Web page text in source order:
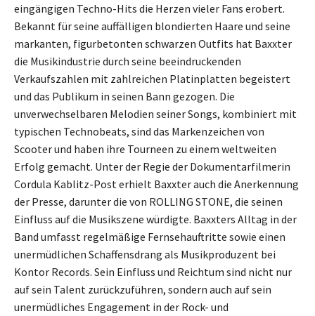
eingängigen Techno-Hits die Herzen vieler Fans erobert.
Bekannt für seine auffälligen blondierten Haare und seine
markanten, figurbetonten schwarzen Outfits hat Baxxter
die Musikindustrie durch seine beeindruckenden
Verkaufszahlen mit zahlreichen Platinplatten begeistert
und das Publikum in seinen Bann gezogen. Die
unverwechselbaren Melodien seiner Songs, kombiniert mit
typischen Technobeats, sind das Markenzeichen von
Scooter und haben ihre Tourneen zu einem weltweiten
Erfolg gemacht. Unter der Regie der Dokumentarfilmerin
Cordula Kablitz-Post erhielt Baxxter auch die Anerkennung
der Presse, darunter die von ROLLING STONE, die seinen
Einfluss auf die Musikszene würdigte. Baxxters Alltag in der
Band umfasst regelmäßige Fernsehauftritte sowie einen
unermüdlichen Schaffensdrang als Musikproduzent bei
Kontor Records. Sein Einfluss und Reichtum sind nicht nur
auf sein Talent zurückzuführen, sondern auch auf sein
unermüdliches Engagement in der Rock- und